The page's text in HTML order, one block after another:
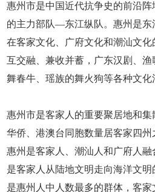
惠州市是中国近代抗争史的前沿
的主力部队—东江纵队。惠州是东
在客家文化、广府文化和潮汕文
互交融、兼收并蓄，广东汉剧、渔
舞春牛、瑶族的舞火狗等各种文化
惠州市是客家人的重要聚居地和
华侨、港澳台同胞数量居客家四州
惠州是客家人、潮汕人和广府人
是客家人从陆地文明走向海洋文
是惠州人中人数最多的群体，客